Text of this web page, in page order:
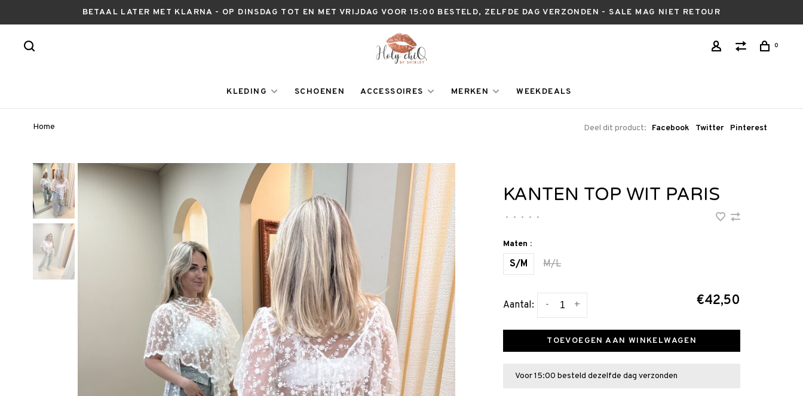
BETAAL LATER MET KLARNA - OP DINSDAG TOT EN MET VRIJDAG VOOR 15:00 BESTELD, ZELFDE DAG VERZONDEN - SALE MAG NIET RETOUR
0
KLEDING SCHOENEN ACCESSOIRES MERKEN WEEKDEALS
Home Deel dit product: Facebook Twitter Pinterest
KANTEN TOP WIT PARIS
• • • • •
Maten :
S/M M/L
Aantal: +
- €42,50
TOEVOEGEN AAN WINKELWAGEN
Voor 15:00 besteld dezelfde dag verzonden